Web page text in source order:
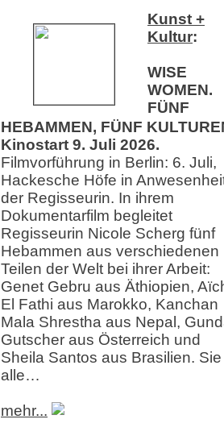
Kunst +
Kultur:
WISE
WOMEN.
FÜNF
HEBAMMEN, FÜNF
Kinostart 9. Juli 2026.
Filmvorführung in Berlin: 6. Juli,
Hackesche Höfe in
der Regisseurin. In ihrem
Dokumentarfilm begleitet
Regisseurin Nicole Scherg fünf
Hebammen aus verschiedenen
Teilen der Welt bei ihrer Arbeit:
Genet Gebru aus Äthiopien,
El Fathi aus Marokko, Kanchan
Mala Shrestha aus Nepal,
Gutscher aus Österreich und
Sheila Santos aus Brasilien. Sie
alle…
mehr...